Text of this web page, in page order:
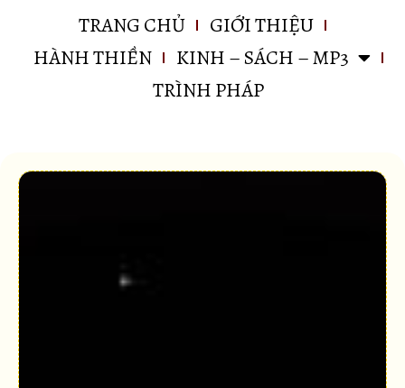
TRANG CHỦ
GIỚI THIỆU
HÀNH THIỀN
KINH – SÁCH – MP3
TRÌNH PHÁP